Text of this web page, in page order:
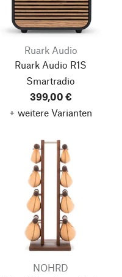
Ruark Audio
Ruark Audio R1S
Smartradio
399,00 €
+ weitere Varianten
NOHRD